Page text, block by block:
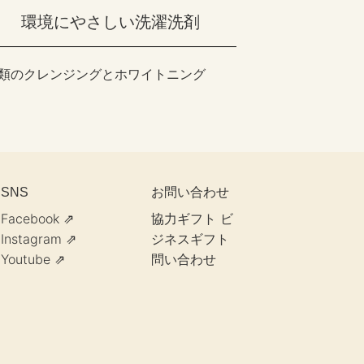
環境にやさしい洗濯洗剤
のクレンジングとホワイトニング
SNS
Facebook ⇗
Instagram ⇗
Youtube ⇗
お問い合わせ
協力ギフト ビ
ジネスギフト
問い合わせ